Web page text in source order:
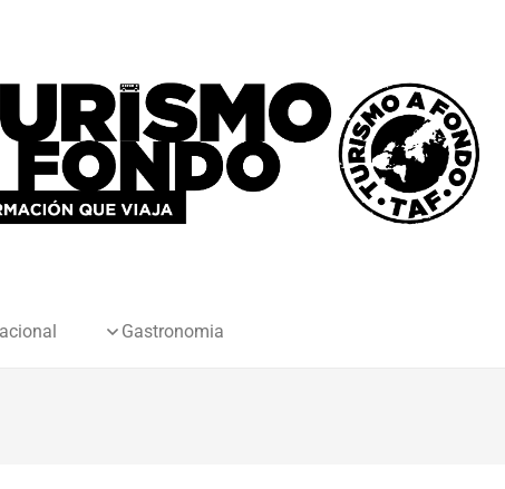
Gastronomia